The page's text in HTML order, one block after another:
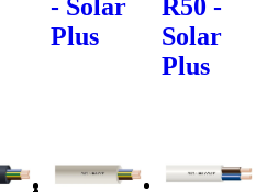
- Solar
Plus
R50 -
Solar
Plus